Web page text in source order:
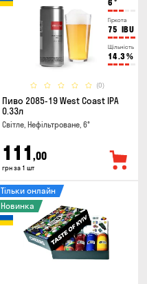
6 °
Гіркота
75 IBU
Щільність
14.3%
(0)
Пиво 2085-19 West Coast IPA
0.33л
Світле, Нефільтроване, 6°
111 ,00
грн за 1 шт
Тільки онлайн
Новинка